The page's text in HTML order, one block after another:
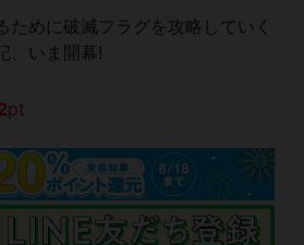
ために破滅フラグを攻略していく
、いま開幕!
pt